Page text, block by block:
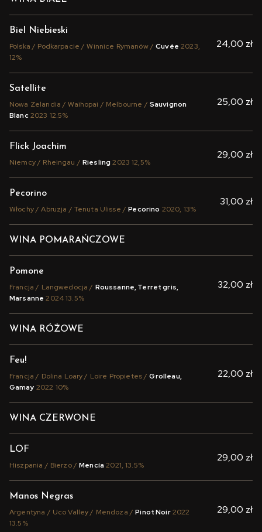
Biel Niebieski
Polska / Podkarpacie / Winnice Rymanów /Cuvée 2023,
12%
24,00 zł
Satellite
Nowa Zelandia / Waihopai / Melbourne / Sauvignon
Blanc 2023 12.5%
25,00 zł
Flick Joachim
Niemcy / Rheingau / Riesling 2023 12,5%
29,00 zł
Pecorino
Włochy / Abruzja / Tenuta Ulisse /Pecorino 2020, 13%
31,00 zł
WINA POMARAŃCZOWE
Pomone
Francja / Langwedocja / Roussanne, Terret gris,
Marsanne 2024 13.5%
32,00 zł
WINA RÓŻOWE
Feu!
Francja / Dolina Loary / Loire Propietes /Grolleau,
Gamay 2022 10%
22,00 zł
WINA CZERWONE
LOF
Hiszpania / Bierzo /Mencía 2021, 13.5%
29,00 zł
Manos Negras
Argentyna / Uco Valley / Mendoza /Pinot Noir2022
13.5%
29,00 zł